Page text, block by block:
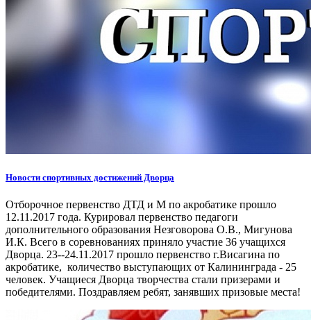
Новости спортивных достижений Дворца
Отборочное первенство ДТД и М по акробатике прошло
12.11.2017 года. Курировал первенство педагоги
дополнительного образования Незговорова О.В., Мигунова
И.К. Всего в соревнованиях приняло участие 36 учащихся
Дворца. 23--24.11.2017 прошло первенство г.Висагина по
акробатике, количество выступающих от Калининграда - 25
человек. Учащиеся Дворца творчества стали призерами и
победителями. Поздравляем ребят, занявших призовые места!